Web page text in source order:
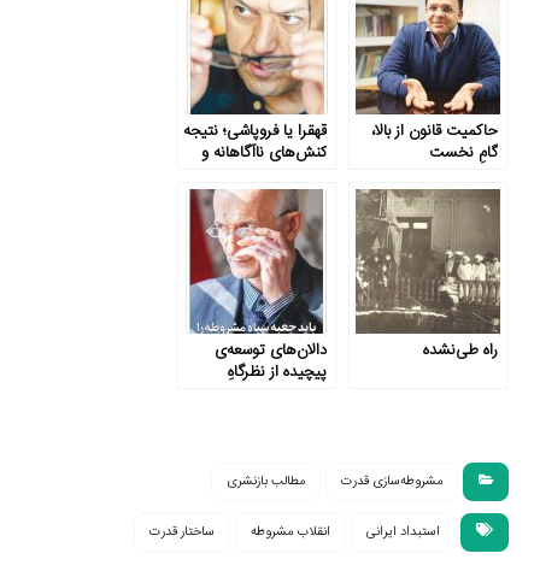
حاکمیت قانون از بالا،
گامِ نخست
قهقرا یا فروپاشی؛ نتیجه
کنش‌های ناآگاهانه و
راه طی‌نشده
دالان‌های توسعه‌ی
پیچیده از نظرگاهِ
مشروطه‌سازی قدرت مطالب بازنشری
استبداد ایرانی انقلاب مشروطه ساختار قدرت